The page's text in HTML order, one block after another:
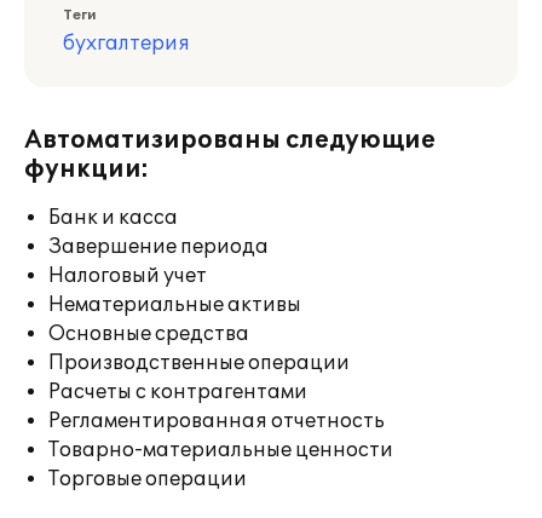
Теги
бухгалтерия
Автоматизированы следующие
функции:
Банк и касса
Завершение периода
Налоговый учет
Нематериальные активы
Основные средства
Производственные операции
Расчеты с контрагентами
Регламентированная отчетность
Товарно-материальные ценности
Торговые операции